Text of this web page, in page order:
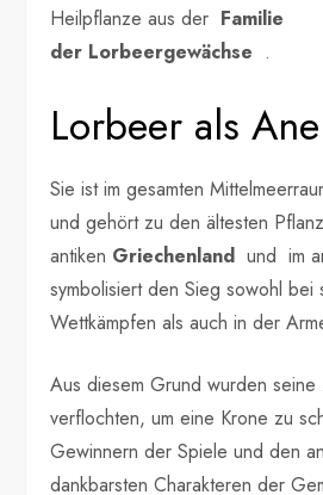
Heilpflanze aus der Familie
der Lorbeergewächse .
Lorbeer als
Sie ist im gesamten
und gehört zu den ältesten
antiken Griechenland und im
symbolisiert den Sieg sowohl bei
Wettkämpfen als auch in der
Aus diesem Grund wurden seine
verflochten, um eine Krone zu
Gewinnern der Spiele und den
dankbarsten Charakteren der